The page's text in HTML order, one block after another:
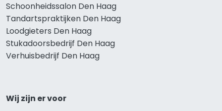
Schoonheidssalon Den Haag
Tandartspraktijken Den Haag
Loodgieters Den Haag
Stukadoorsbedrijf Den Haag
Verhuisbedrijf Den Haag
Wij zijn er voor